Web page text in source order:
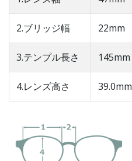
2.ブリッジ幅 22mm
3.テンプル長さ 145mm
4.レンズ高さ 39.0mm